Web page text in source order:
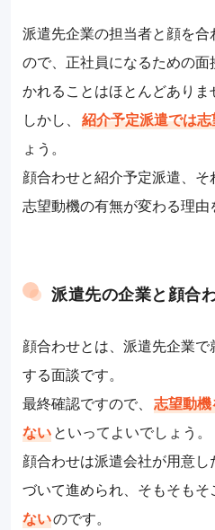
派遣先企業の担当者と顔を
ので、正社員になるための
かれることはほとんどありま
しかし、 紹介予定派遣では
ょう。
顔合わせと紹介予定派遣、そ
志望動機の有無が変わる理由
派遣先の企業と顔合
顔合わせとは、派遣先企業
する面談です。
最終確認ですので、 志望動
ないといってよいでしょう。
顔合わせは派遣会社が用意
づいて進められ、そもそもそ
ないのです。